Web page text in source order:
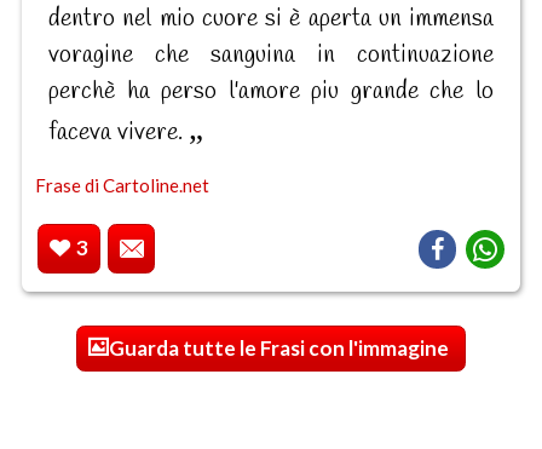
dentro nel mio cuore si è aperta un immensa
voragine che sanguina in continuazione
perchè ha perso l'amore piu grande che lo
faceva vivere.
Frase di Cartoline.net
3
Guarda tutte le Frasi con l'immagine